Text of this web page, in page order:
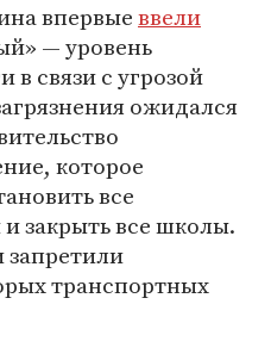
впервыеввели
— уровень
в связи с угрозой
ожидался
которое
все
закрыть все школы.
транспортных